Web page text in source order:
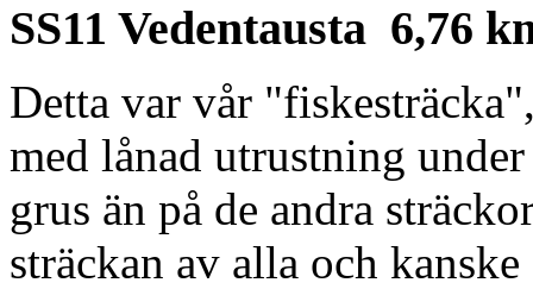
SS11 Vedentausta 6,76
Detta var vår
med lånad utrustning
grus än på de andra
sträckan av alla och